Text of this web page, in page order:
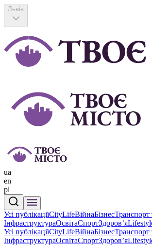
Львів
ua
en
pl
Усі публікаціїCityLifeВійнаБізнесТранспорт
ІнфраструктураОсвітаСпортЗдоровʼя
Усі публікаціїCityLifeВійнаБізнесТранспорт
ІнфраструктураОсвітаСпортЗдоровʼя